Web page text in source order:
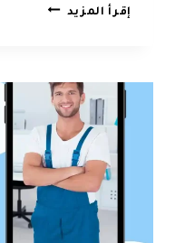
إقرأ المزيد شركة